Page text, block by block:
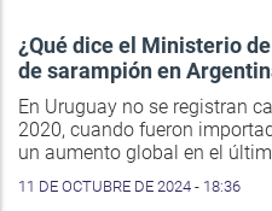
¿Qué dice el Ministerio
de sarampión en
En Uruguay no se registran
2020, cuando fueron
un aumento global en el
11 DE OCTUBRE DE 2024 - 18:36